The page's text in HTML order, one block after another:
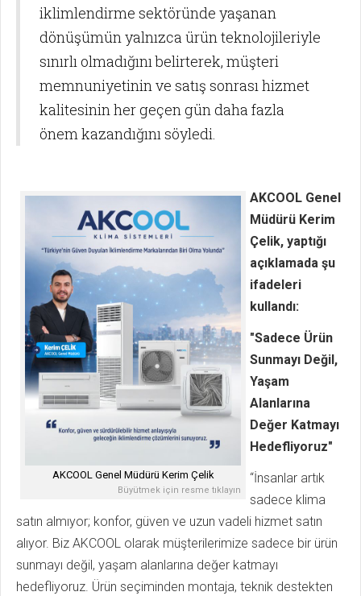
iklimlendirme sektöründe yaşanan
dönüşümün yalnızca ürün teknolojileriyle
sınırlı olmadığını belirterek, müşteri
memnuniyetinin ve satış sonrası hizmet
kalitesinin her geçen gün daha fazla
önem kazandığını söyledi.
AKCOOL Genel Müdürü Kerim Çelik
Büyütmek için resme tıklayın
AKCOOL Genel
Müdürü Kerim
Çelik, yaptığı
açıklamada şu
ifadeleri
kullandı:
"Sadece Ürün
Sunmayı Değil,
Yaşam
Alanlarına
Değer Katmayı
Hedefliyoruz"
“İnsanlar artık
sadece klima
satın almıyor; konfor, güven ve uzun vadeli hizmet satın
alıyor. Biz AKCOOL olarak müşterilerimize sadece bir ürün
sunmayı değil, yaşam alanlarına değer katmayı
hedefliyoruz. Ürün seçiminden montaja, teknik destekten